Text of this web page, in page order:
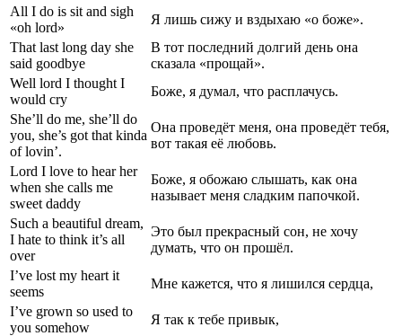
All I do is sit and sigh
«oh lord»
Я лишь сижу и вздыхаю «о боже».
That last long day she
said goodbye
В тот последний долгий день она
сказала «прощай».
Well lord I thought I
would cry
Боже, я думал, что расплачусь.
She’ll do me, she’ll do
you, she’s got that kinda
of lovin’.
Она проведёт меня, она проведёт тебя,
вот такая её любовь.
Lord I love to hear her
when she calls me
sweet daddy
Боже, я обожаю слышать, как она
называет меня сладким папочкой.
Such a beautiful dream,
I hate to think it’s all
over
Это был прекрасный сон, не хочу
думать, что он прошёл.
I’ve lost my heart it
seems
Мне кажется, что я лишился сердца,
I’ve grown so used to
you somehow
Я так к тебе привык,